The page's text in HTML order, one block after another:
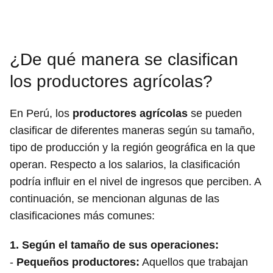
¿De qué manera se clasifican
los productores agrícolas?
En Perú, los productores agrícolas se pueden
clasificar de diferentes maneras según su tamaño,
tipo de producción y la región geográfica en la que
operan. Respecto a los salarios, la clasificación
podría influir en el nivel de ingresos que perciben. A
continuación, se mencionan algunas de las
clasificaciones más comunes:
1. Según el tamaño de sus operaciones:
- Pequeños productores: Aquellos que trabajan